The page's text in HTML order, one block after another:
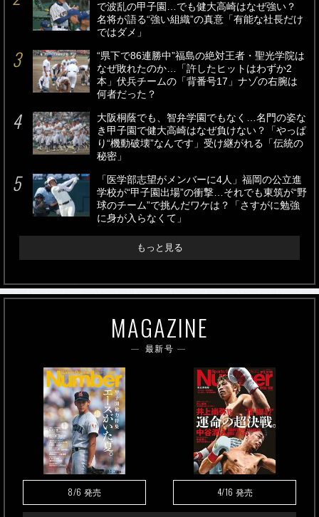
で波乱の甲子園…でも健大高崎はなぜ強い？
名将が語る“強い組織”の真意「有能な社長だけ
ではダメ」
“県下で86連勝中”福島の絶対王者・聖光学院は
なぜ敗れたのか…「許したヒットはわずか2
本」伏兵チームの「背番号17」ナゾの右腕は
何者だった？
大阪桐蔭でも、智弁学園でもなく…名門の姿な
き甲子園で健大高崎はなぜ負けない？「やっぱ
り“機動破壊”なんです」受け継がれる「伝統の
秘密」
「医学部志望がメンバーに4人」福岡の公立進
学校が“甲子園出場”の衝撃…それでも東筑が“野
球のチーム”で挑んだワケは？「さすがに勉強
に身が入らなくて」
もっと見る
MAGAZINE
最新号
8/6 発売 4/16 発売